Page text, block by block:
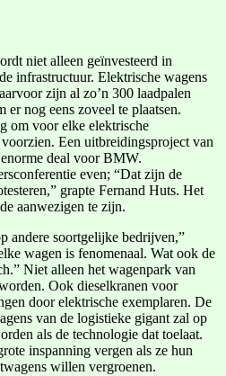
niet alleen geïnvesteerd in
infrastructuur. Elektrische wagens
zijn al zo’n 300 laadpalen
er nog eens zoveel te plaatsen.
om voor elke elektrische
Een uitbreidingsproject van
deal voor BMW.
even; “Dat zijn de
grapte Fernand Huts. Het
aanwezigen te zijn.
andere soortgelijke bedrijven,”
wagen is fenomenaal. Wat ook de
Niet alleen het wagenpark van
Ook dieselkranen voor
door elektrische exemplaren. De
van de logistieke gigant zal op
als de technologie dat toelaat.
inspanning vergen als ze hun
willen vergroenen.